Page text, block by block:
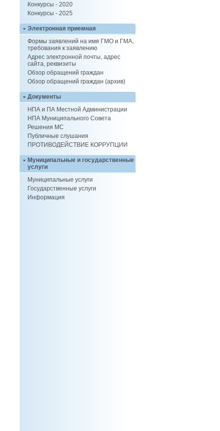
Конкурсы - 2020
Конкурсы - 2025
Электронная приемная
Формы заявлений на имя ГМО и ГМА,
требования к заявлению
Адрес электронной почты, адрес
сайта, реквизиты
Обзор обращений граждан
Обзор обращений граждан (архив)
Документы
НПА и ПА Местной Администрации
НПА Муниципального Совета
Решения МС
Публичные слушания
ПРОТИВОДЕЙСТВИЕ КОРРУПЦИИ
Муниципальные и государственные
услуги
Муниципальные услуги
Государственные услуги
Информация